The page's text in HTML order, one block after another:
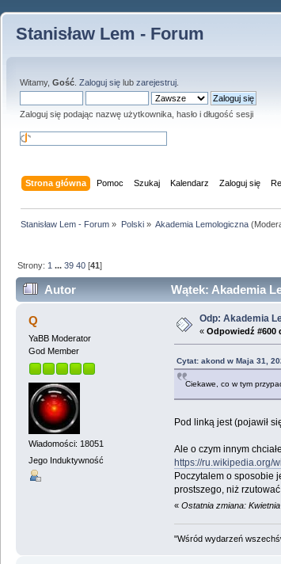
Stanisław Lem - Forum
Witamy, Gość Zaloguj się lub zarejestruj
Zaloguj się podając nazwę użytkownika, hasło i długość sesji
Strona główna Pomoc Szukaj Kalendarz Zaloguj się
Stanisław Lem - Forum » Polski» Akademia Lemologiczna
Strony: 1 ...39 40 [41]
Autor Wątek: Akademia
Q
YaBB Moderator
God Member
Wiadomości: 18051
Jego Induktywność
Odp: Akademia
« Odpowiedź #600
Cytat: akond w Maja 31,
Ciekawe, co w tym
Pod linką jest (pojawił
Ale o czym innym
https://ru.wikipedia.org/
Poczytalem o sposobie
prostszego, niż
« Ostatnia zmiana:
"Wśród wydarzeń